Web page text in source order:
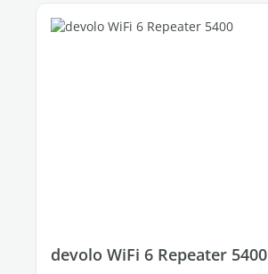
devolo WiFi 6 Repeater 5400